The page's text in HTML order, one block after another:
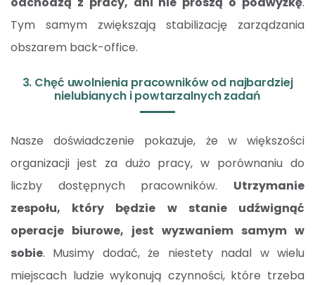
Tym samym zwiększają stabilizację zarządzania
obszarem back-office.
3. Chęć uwolnienia pracowników od najbardziej
nielubianych i powtarzalnych zadań
Nasze doświadczenie pokazuje, że w większości
organizacji jest za dużo pracy, w porównaniu do
liczby dostępnych pracowników. Utrzymanie
zespołu, który będzie w stanie udźwignąć
operacje biurowe, jest wyzwaniem samym w
sobie. Musimy dodać, że niestety nadal w wielu
miejscach ludzie wykonują czynności, które trzeba